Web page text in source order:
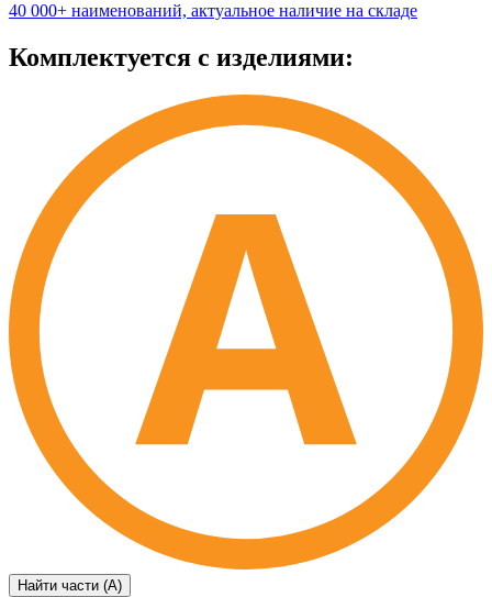
40 000+ наименований, актуальное наличие на складе
Комплектуется с изделиями:
Найти части (А)